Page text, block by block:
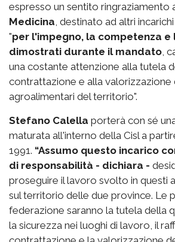
espresso un sentito ringraziamento
Medicina, destinato ad altri
"per l'impegno, la competenza e
dimostrati durante il mandato,
una costante attenzione alla tutela
contrattazione e alla valorizzazione
agroalimentari del territorio".
Stefano Calella porterà con sé
maturata all'interno della Cisl a
1991. “Assumo questo incarico
di responsabilità - dichiara -
proseguire il lavoro svolto in questi
sul territorio delle due province. Le
federazione saranno la tutela della
la sicurezza nei luoghi di lavoro, il